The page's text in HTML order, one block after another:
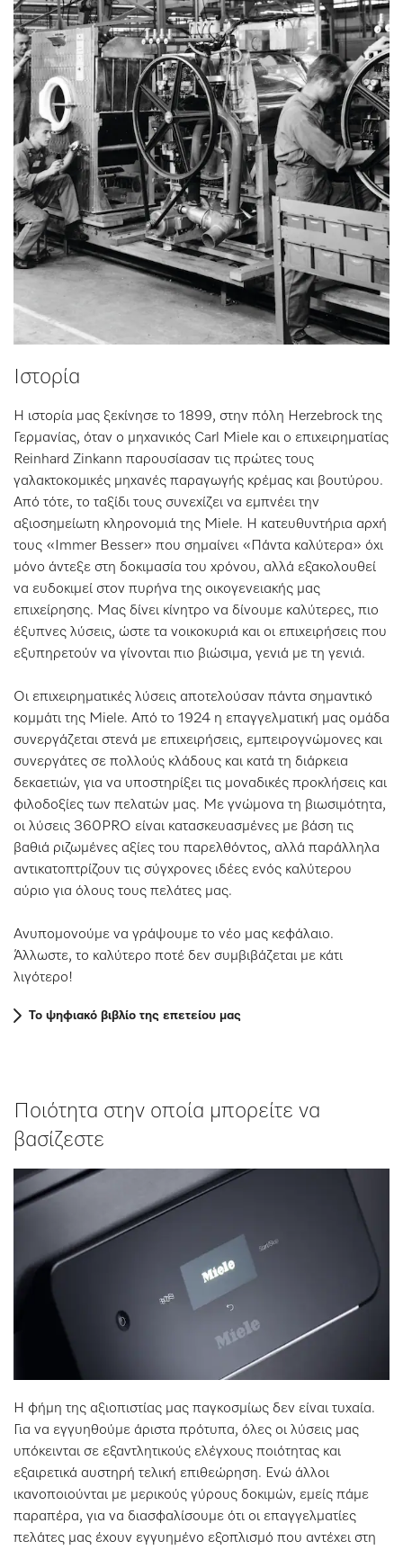
Ιστορία
Η ιστορία μας ξεκίνησε το 1899, στην πόλη Herzebrock της
Γερμανίας, όταν ο μηχανικός Carl Miele και ο επιχειρηματίας
Reinhard Zinkann παρουσίασαν τις πρώτες τους
γαλακτοκομικές μηχανές παραγωγής κρέμας και βουτύρου.
Από τότε, το ταξίδι τους συνεχίζει να εμπνέει την
αξιοσημείωτη κληρονομιά της Miele. Η κατευθυντήρια αρχή
τους «Immer Besser» που σημαίνει «Πάντα καλύτερα» όχι
μόνο άντεξε στη δοκιμασία του χρόνου, αλλά εξακολουθεί
να ευδοκιμεί στον πυρήνα της οικογενειακής μας
επιχείρησης. Μας δίνει κίνητρο να δίνουμε καλύτερες, πιο
έξυπνες λύσεις, ώστε τα νοικοκυριά και οι επιχειρήσεις που
εξυπηρετούν να γίνονται πιο βιώσιμα, γενιά με τη γενιά.
Οι επιχειρηματικές λύσεις αποτελούσαν πάντα σημαντικό
κομμάτι της Miele. Από το 1924 η επαγγελματική μας ομάδα
συνεργάζεται στενά με επιχειρήσεις, εμπειρογνώμονες και
συνεργάτες σε πολλούς κλάδους και κατά τη διάρκεια
δεκαετιών, για να υποστηρίξει τις μοναδικές προκλήσεις και
φιλοδοξίες των πελατών μας. Με γνώμονα τη βιωσιμότητα,
οι λύσεις 360PRO είναι κατασκευασμένες με βάση τις
βαθιά ριζωμένες αξίες του παρελθόντος, αλλά παράλληλα
αντικατοπτρίζουν τις σύγχρονες ιδέες ενός καλύτερου
αύριο για όλους τους πελάτες μας.
Ανυπομονούμε να γράψουμε το νέο μας κεφάλαιο.
Άλλωστε, το καλύτερο ποτέ δεν συμβιβάζεται με κάτι
λιγότερο!
Το ψηφιακό βιβλίο της επετείου μας
Ποιότητα στην οποία μπορείτε να
βασίζεστε
Η φήμη της αξιοπιστίας μας παγκοσμίως δεν είναι τυχαία.
Για να εγγυηθούμε άριστα πρότυπα, όλες οι λύσεις μας
υπόκεινται σε εξαντλητικούς ελέγχους ποιότητας και
εξαιρετικά αυστηρή τελική επιθεώρηση. Ενώ άλλοι
ικανοποιούνται με μερικούς γύρους δοκιμών, εμείς πάμε
παραπέρα, για να διασφαλίσουμε ότι οι επαγγελματίες
πελάτες μας έχουν εγγυημένο εξοπλισμό που αντέχει στη